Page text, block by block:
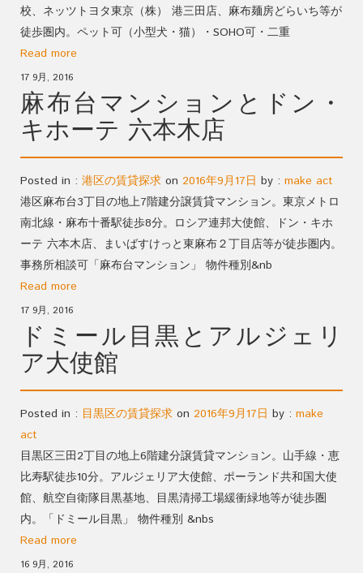
校、ネッツトヨタ東京（株） 港三田店、麻布麺房どらいち等が
徒歩圏内。ペット可（小型犬・猫）・SOHO可・二重
Read more
17 9月, 2016
麻布台マンションとドン・
キホーテ 六本木店
Posted in : 港区の賃貸探求 on 2016年9月17日 by : make act
港区麻布台3丁目の地上7階建分譲賃貸マンション。東京メトロ
南北線・麻布十番駅徒歩8分。ロシア連邦大使館、ドン・キホ
ーテ 六本木店、まいばすけっと東麻布２丁目店等が徒歩圏内。
事務所相談可「麻布台マンション」 物件種別&nb
Read more
17 9月, 2016
ドミール目黒とアルジェリ
ア大使館
Posted in : 目黒区の賃貸探求 on 2016年9月17日 by : make
act
目黒区三田2丁目の地上6階建分譲賃貸マンション。山手線・恵
比寿駅徒歩10分。アルジェリア大使館、ポーランド共和国大使
館、航空自衛隊目黒基地、目黒清掃工場緩衝緑地等が徒歩圏
内。「ドミール目黒」 物件種別 &nbs
Read more
16 9月, 2016